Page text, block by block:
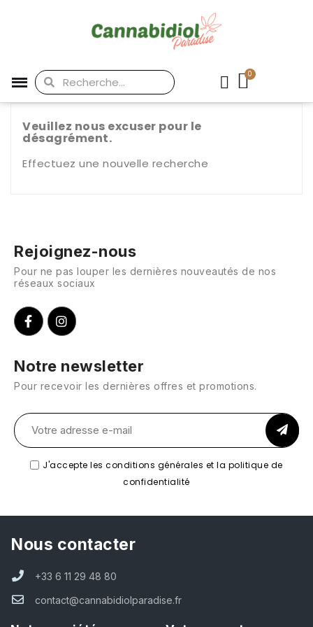
Veuillez nous excuser pour le
désagrément.
Effectuez une nouvelle recherche
Rejoignez-nous
Pour ne pas louper les dernières nouveautés de nos
réseaux sociaux
Notre newsletter
Pour recevoir les dernières offres et promotions.
J'accepte les conditions générales et la politique de
confidentialité
Nous contacter
+33 6 11 29 48 80
contact@cannabidiolparadise.fr